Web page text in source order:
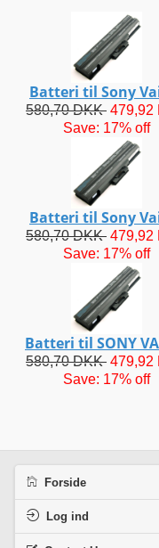
Batteri til Sony
580,70 DKK 479,92
Save: 17% off
Batteri til Sony
580,70 DKK 479,92
Save: 17% off
Batteri til SONY
580,70 DKK 479,92
Save: 17% off
Forside
Log ind